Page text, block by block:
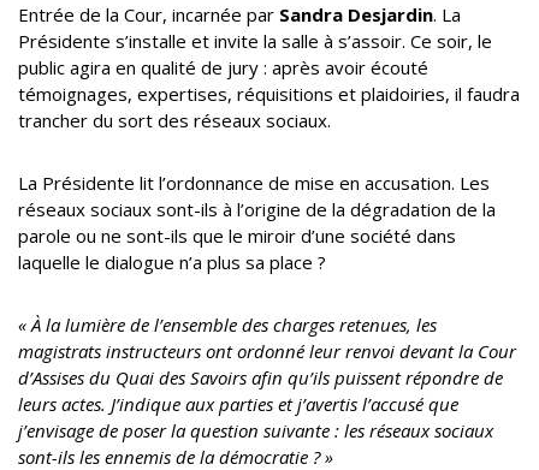
Entrée de la Cour, incarnée par Sandra Desjardin. La
Présidente s’installe et invite la salle à s’assoir. Ce soir, le
public agira en qualité de jury : après avoir écouté
témoignages, expertises, réquisitions et plaidoiries, il faudra
trancher du sort des réseaux sociaux.
La Présidente lit l’ordonnance de mise en accusation. Les
réseaux sociaux sont-ils à l’origine de la dégradation de la
parole ou ne sont-ils que le miroir d’une société dans
laquelle le dialogue n’a plus sa place ?
« À la lumière de l’ensemble des charges retenues, les
magistrats instructeurs ont ordonné leur renvoi devant la Cour
d’Assises du Quai des Savoirs afin qu’ils puissent répondre de
leurs actes. J’indique aux parties et j’avertis l’accusé que
j’envisage de poser la question suivante : les réseaux sociaux
sont-ils les ennemis de la démocratie ? »